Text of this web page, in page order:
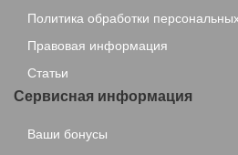
Политика обработки
Правовая информация
Статьи
Сервисная информация
Ваши бонусы